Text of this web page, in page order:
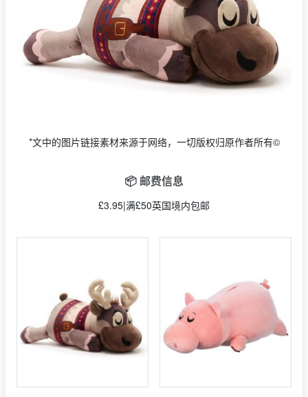
*文中的图片链接素材来源于网络，一切版权归原作者所有©
📦 邮费信息
£3.95|满£50英国境内包邮